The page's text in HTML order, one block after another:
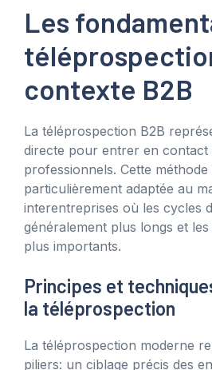
Les
contexte B2B
La téléprospection B2B
directe pour entrer en contact
professionnels. Cette méthode
particulièrement adaptée au
interentreprises où les cycles
généralement plus longs et
plus importants.
Principes et
la téléprospection
La téléprospection moderne
piliers: un ciblage précis des